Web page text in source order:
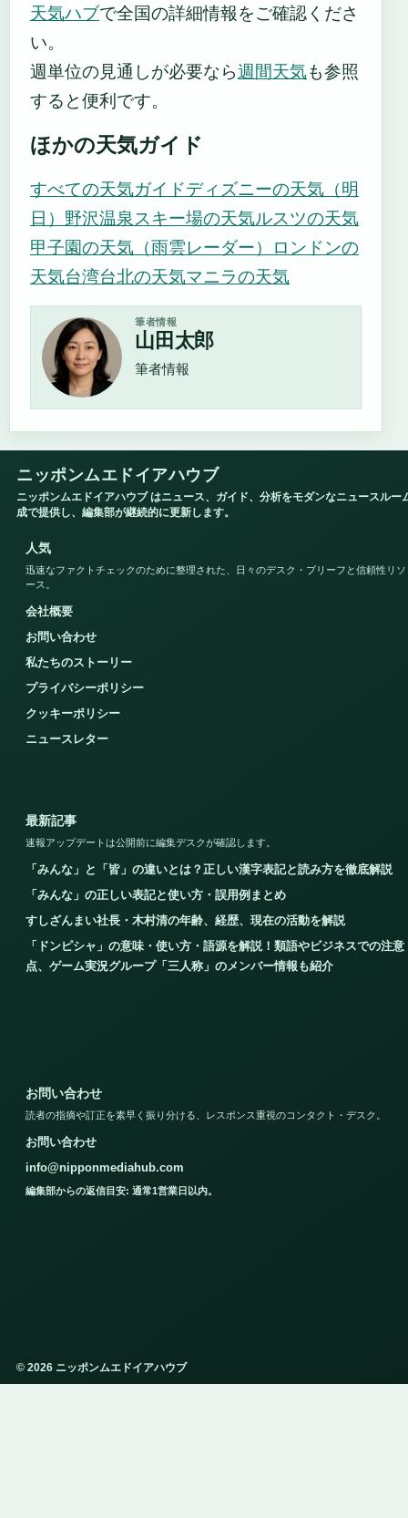
天気ハブで全国の詳細情報をご確認くださ
い。
週単位の見通しが必要なら週間天気も参照
すると便利です。
ほかの天気ガイド
すべての天気ガイドディズニーの天気（明
日） 野沢温泉スキー場の天気ルスツの天気
甲子園の天気（雨雲レーダー） ロンドンの
天気台湾台北の天気マニラの天気
筆者情報
山田太郎
筆者情報
ニッポンムエドイアハウブ
ニッポンムエドイアハウブ はニュース、ガイド、分析をモダンなニュースルー
成で提供し、編集部が継続的に更新します。
人気
迅速なファクトチェックのために整理された、日々のデスク・ブリーフと信頼性リソ
ース。
会社概要
お問い合わせ
私たちのストーリー
プライバシーポリシー
クッキーポリシー
ニュースレター
最新記事
速報アップデートは公開前に編集デスクが確認します。
「みんな」と「皆」の違いとは？正しい漢字表記と読み方を徹底解説
「みんな」の正しい表記と使い方・誤用例まとめ
すしざんまい社長・木村清の年齢、経歴、現在の活動を解説
「ドンピシャ」の意味・使い方・語源を解説！類語やビジネスでの注意
点、ゲーム実況グループ「三人称」のメンバー情報も紹介
お問い合わせ
読者の指摘や訂正を素早く振り分ける、レスポンス重視のコンタクト・デスク。
お問い合わせ
info@nipponmediahub.com
編集部からの返信目安: 通常1営業日以内。
© 2026 ニッポンムエドイアハウブ